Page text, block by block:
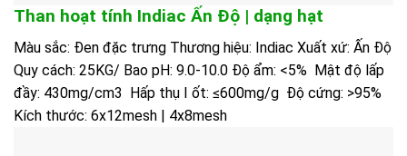
Than hoạt tính Indiac Ấn Độ | dạng hạt
Màu sắc: Đen đặc trưng Thương hiệu: Indiac Xuất xứ: Ấn Độ
Quy cách: 25KG/ Bao pH: 9.0-10.0 Độ ẩm: <5% Mật độ lấp
đầy: 430mg/cm3 Hấp thụ I ốt: ≤600mg/g Độ cứng: >95%
Kích thước: 6x12mesh | 4x8mesh